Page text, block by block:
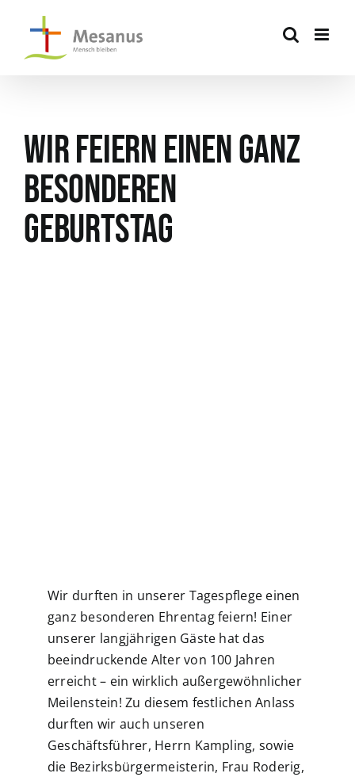
content
Wir feiern einen ganz
besonderen
Geburtstag
Wir durften in unserer Tagespflege einen
ganz besonderen Ehrentag feiern! Einer
unserer langjährigen Gäste hat das
beeindruckende Alter von 100 Jahren
erreicht – ein wirklich außergewöhnlicher
Meilenstein! Zu diesem festlichen Anlass
durften wir auch unseren
Geschäftsführer, Herrn Kampling, sowie
die Bezirksbürgermeisterin, Frau Roderig,